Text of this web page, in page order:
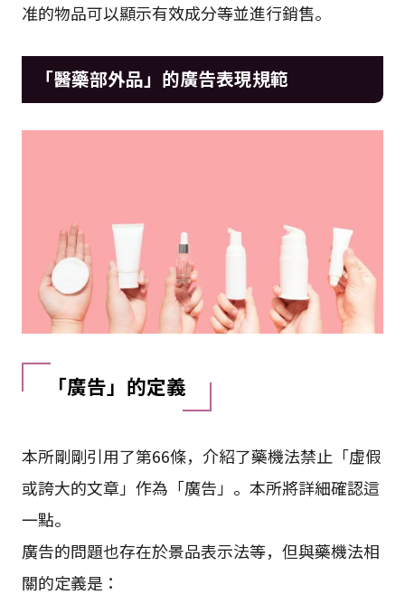
准的物品可以顯示有效成分等並進行銷售。
「醫藥部外品」的廣告表現規範
「廣告」的定義
本所剛剛引用了第66條，介紹了藥機法禁止「虛假
或誇大的文章」作為「廣告」。本所將詳細確認這
一點。
廣告的問題也存在於景品表示法等，但與藥機法相
關的定義是：